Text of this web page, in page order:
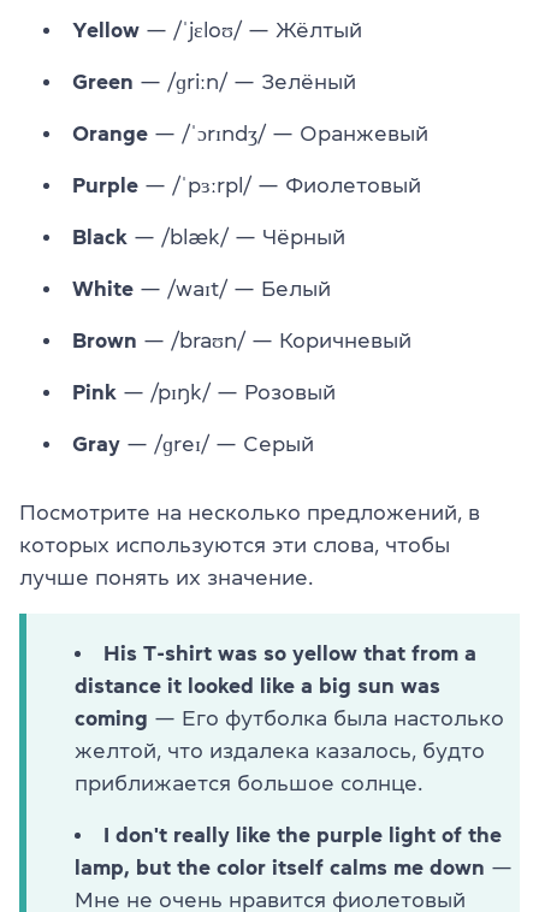
Yellow — /ˈjɛloʊ/ — Жёлтый
Green — /ɡriːn/ — Зелёный
Orange — /ˈɔrɪndʒ/ — Оранжевый
Purple — /ˈpɜːrpl/ — Фиолетовый
Black — /blæk/ — Чёрный
White — /waɪt/ — Белый
Brown — /braʊn/ — Коричневый
Pink — /pɪŋk/ — Розовый
Gray — /ɡreɪ/ — Серый
Посмотрите на несколько предложений, в
которых используются эти слова, чтобы
лучше понять их значение.
His T-shirt was so yellow that from a
distance it looked like a big sun was
coming — Его футболка была настолько
желтой, что издалека казалось, будто
приближается большое солнце.
I don't really like the purple light of the
lamp, but the color itself calms me down —
Мне не очень нравится фиолетовый